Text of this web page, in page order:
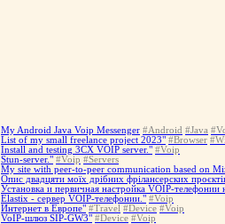
My Android Java Voip Messenger #Android #Java
List of my small freelance project 2023" #Browser
Install and testing 3CX VOIP server." #Voip
Stun-server." #Voip #Servers
My site with peer-to-peer communication based on
Опис двадцяти моїх дрібних фрілансерских
Установка и первичная настройка VOIP-
Elastix - сервер VOIP-телефонии." #Voip
Интернет в Европе" #Travel #Device #Voip
VoIP-шлюз SIP-GW3" #Device #Voip